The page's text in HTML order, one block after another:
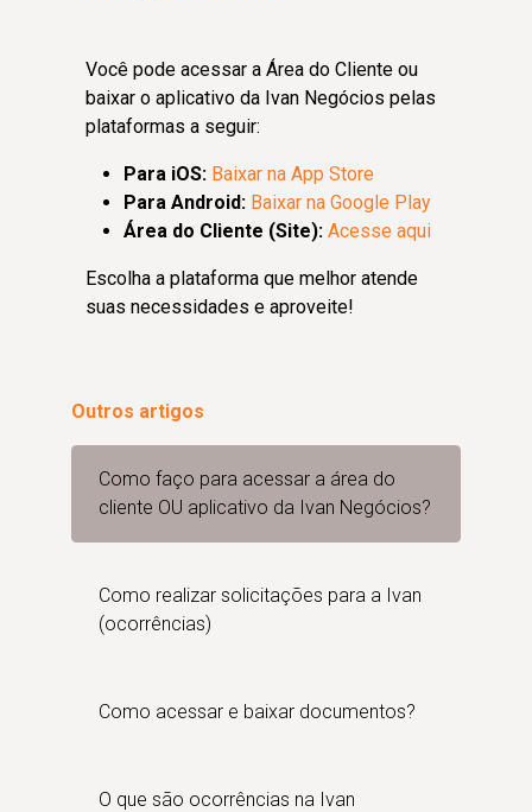
Outros artigos
Como faço para acessar a área do
cliente OU aplicativo da Ivan Negócios?
Como realizar solicitações para a Ivan
(ocorrências)
Como acessar e baixar documentos?
O que são ocorrências na Ivan
Você pode acessar a Área do Cliente ou
baixar o aplicativo da Ivan Negócios pelas
plataformas a seguir:
Para iOS: Baixar na App Store
Para Android: Baixar na Google Play
Área do Cliente (Site): Acesse aqui
Escolha a plataforma que melhor atende
suas necessidades e aproveite!